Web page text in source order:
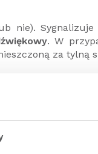
nie).
. W
za tylną